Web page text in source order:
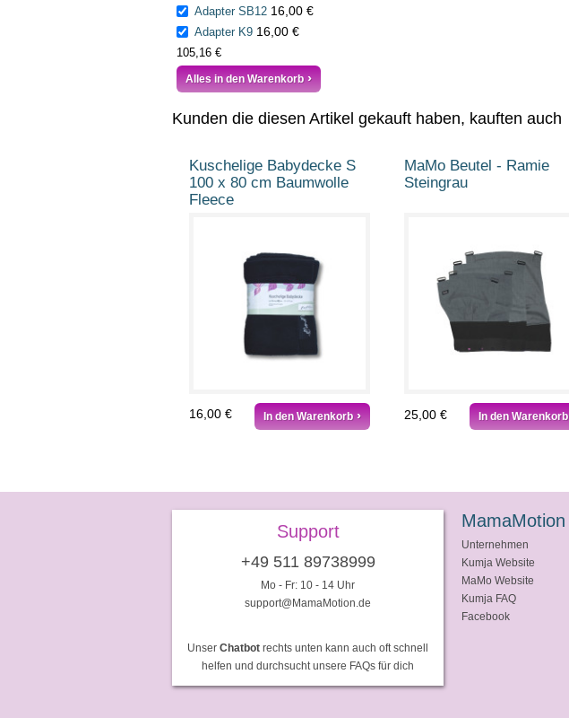
Adapter SB12 16,00 €
Adapter K9 16,00 €
105,16 €
Alles in den Warenkorb
Kunden die diesen Artikel gekauft haben, kauften auch
Kuschelige Babydecke S
100 x 80 cm Baumwolle
Fleece
16,00 € In den Warenkorb
MaMo Beutel - Ramie
Steingrau
25,00 € In den Warenkorb
Support
+49 511 89738999
Mo - Fr: 10 - 14 Uhr
support@MamaMotion.de
Unser Chatbot rechts unten kann auch oft schnell
helfen und durchsucht unsere FAQs für dich
MamaMotion
Unternehmen
Kumja Website
MaMo Website
Kumja FAQ
Facebook